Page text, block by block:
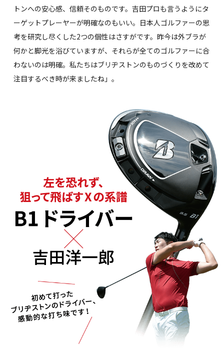
トンへの安心感、信頼そのものです。吉田プロも言うようにタ
ーゲットプレーヤーが明確なのもいい。日本人ゴルファーの思
考を研究し尽くした2つの個性はさすがです。昨今は外ブラが
何かと脚光を浴びていますが、それらが全てのゴルファーに合
わないのは明確。私たちはブリヂストンのものづくりを改めて
注目するべき時が来ましたね」。